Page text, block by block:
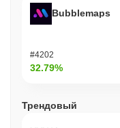
юридические
стабильность
Sillybird (SIB)
Рыночная
Sillybird (SIB)
Bubblemaps
#4202
32.79%
Трендовый